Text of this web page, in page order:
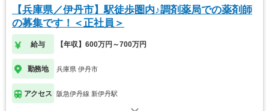
【兵庫県／伊丹市】駅徒歩圏内♪調剤薬局での薬剤師
の募集です！＜正社員＞
給与 【年収】600万円～700万円
勤務地 兵庫県 伊丹市
アクセス 阪急伊丹線 新伊丹駅